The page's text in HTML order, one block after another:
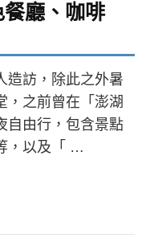
餐廳、咖啡
造訪，除此之外暑
，之前曾在「澎湖
自由行，包含景點
，以及「 …